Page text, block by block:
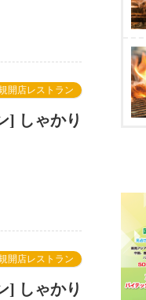
開店レストラン
] しゃかり
開店レストラン
] しゃかり